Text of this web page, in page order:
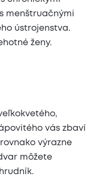
menštruačnými
ústrojenstva.
ženy.
vás zbaví
výrazne
môžete